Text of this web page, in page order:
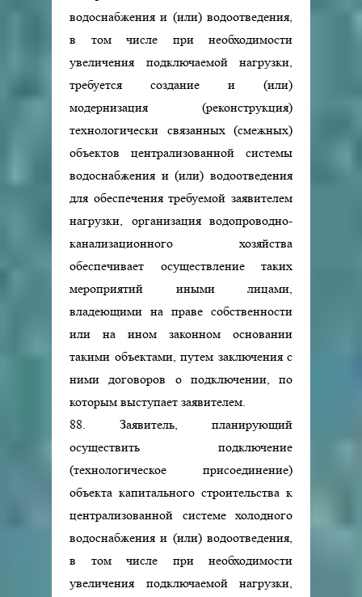
водоснабжения и (или) водоотведения,
в том числе при необходимости
увеличения подключаемой нагрузки,
требуется создание и (или)
модернизация (реконструкция)
технологически связанных (смежных)
объектов централизованной системы
водоснабжения и (или) водоотведения
для обеспечения требуемой заявителем
нагрузки, организация водопроводно-
канализационного хозяйства
обеспечивает осуществление таких
мероприятий иными лицами,
владеющими на праве собственности
или на ином законном основании
такими объектами, путем заключения с
ними договоров о подключении, по
которым выступает заявителем.
88. Заявитель, планирующий
осуществить подключение
(технологическое присоединение)
объекта капитального строительства к
централизованной системе холодного
водоснабжения и (или) водоотведения,
в том числе при необходимости
увеличения подключаемой нагрузки,